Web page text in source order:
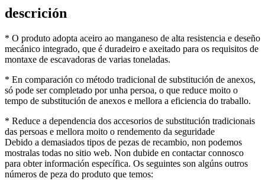
descrición
* O produto adopta aceiro ao manganeso de alta resistencia e deseño
mecánico integrado, que é duradeiro e axeitado para os requisitos de
montaxe de escavadoras de varias toneladas.
* En comparación co método tradicional de substitución de anexos,
só pode ser completado por unha persoa, o que reduce moito o
tempo de substitución de anexos e mellora a eficiencia do traballo.
* Reduce a dependencia dos accesorios de substitución tradicionais
das persoas e mellora moito o rendemento da seguridade
Debido a demasiados tipos de pezas de recambio, non podemos
mostralas todas no sitio web. Non dubide en contactar connosco
para obter información específica. Os seguintes son algúns outros
números de peza do produto que temos: